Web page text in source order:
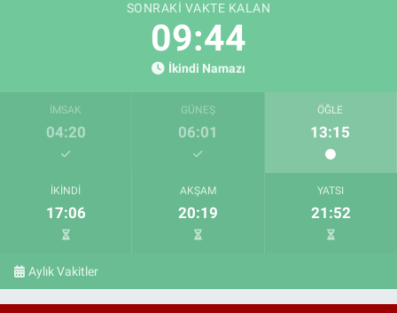
SONRAKI VAKTE KALAN
09:42
İkindi Namazı
İMSAK
04:20
GÜNEŞ
06:01
ÖĞLE
13:15
İKINDI
17:06
AKŞAM
20:19
YATSI
21:52
Aylık Vakitler